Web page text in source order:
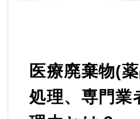
医療廃棄物(
処理、専門業